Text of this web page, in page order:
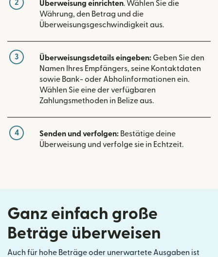
2 Überweisung einrichten. Wählen Sie die
Währung, den Betrag und die
Überweisungsgeschwindigkeit aus.
3 Überweisungsdetails eingeben: Geben Sie den
Namen Ihres Empfängers, seine Kontaktdaten
sowie Bank- oder Abholinformationen ein.
Wählen Sie eine der verfügbaren
Zahlungsmethoden in Belize aus.
4 Senden und verfolgen: Bestätige deine
Überweisung und verfolge sie in Echtzeit.
Ganz einfach große
Beträge überweisen
Auch für hohe Beträge oder unerwartete Ausgaben ist